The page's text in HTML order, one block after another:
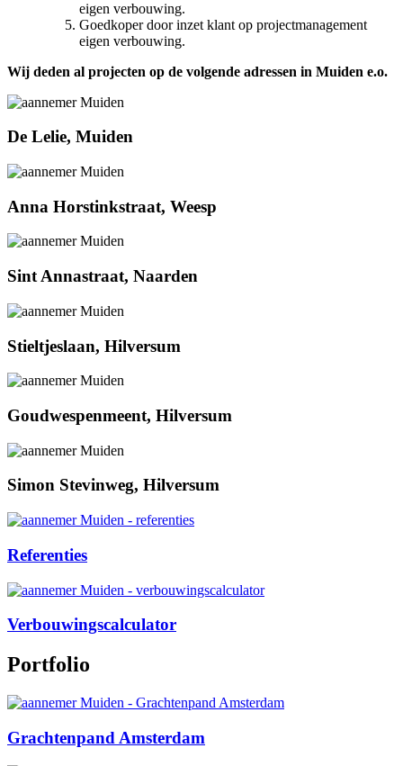
eigen verbouwing.
Goedkoper door inzet klant op projectmanagement
eigen verbouwing.
Wij deden al projecten op de volgende adressen in Muiden e.o.
De Lelie, Muiden
Anna Horstinkstraat, Weesp
Sint Annastraat, Naarden
Stieltjeslaan, Hilversum
Goudwespenmeent, Hilversum
Simon Stevinweg, Hilversum
Referenties
Verbouwingscalculator
Portfolio
Grachtenpand Amsterdam